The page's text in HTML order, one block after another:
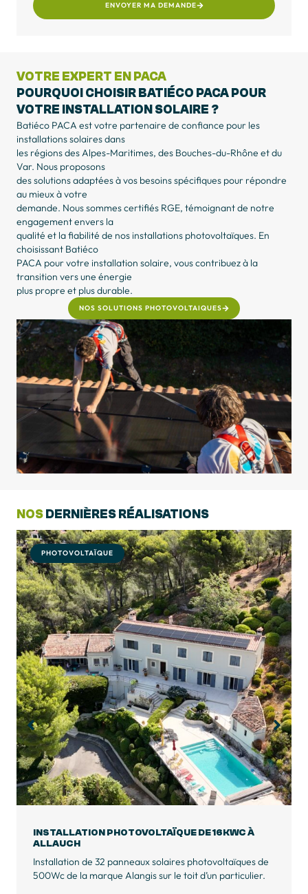
ENVOYER MA DEMANDE
VOTRE EXPERT EN PACA
POURQUOI CHOISIR BATIÉCO PACA POUR
VOTRE INSTALLATION SOLAIRE ?
Batiéco PACA est votre partenaire de confiance pour les
installations solaires dans
les régions des Alpes-Maritimes, des Bouches-du-Rhône et du
Var. Nous proposons
des solutions adaptées à vos besoins spécifiques pour répondre
au mieux à votre
demande. Nous sommes certifiés RGE, témoignant de notre
engagement envers la
qualité et la fiabilité de nos installations photovoltaïques. En
choisissant Batiéco
PACA pour votre installation solaire, vous contribuez à la
transition vers une énergie
plus propre et plus durable.
NOS SOLUTIONS PHOTOVOLTAIQUES
NOS DERNIÈRES RÉALISATIONS
PHOTOVOLTAÏQUE
INSTALLATION PHOTOVOLTAÏQUE DE 9KWC À
BAGNOLS-EN-FORÊT
Installation de 18 panneaux solaires photovoltaïques de
500W de la marque Alangis sur le toit d’une maison de